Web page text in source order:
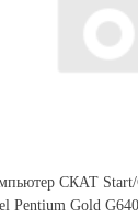
СКАТ Start/
Pentium Gold